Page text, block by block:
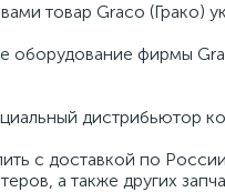
товар Graco (Грако)
оборудование фирмы
дистрибьютор
с доставкой по
а также других